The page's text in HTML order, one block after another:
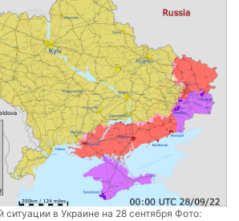
ситуации в Украине на 28 сентября Фото: